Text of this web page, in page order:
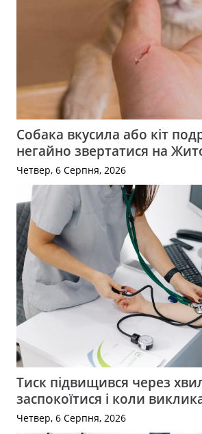
Собака вкусила або кіт
негайно звертатися на
Четвер, 6 Серпня, 2026
Тиск підвищився через
заспокоїтися і коли
Четвер, 6 Серпня, 2026